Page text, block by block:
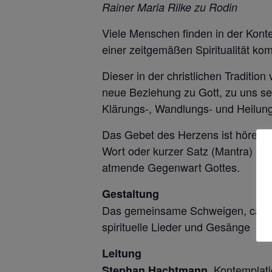
Rainer Maria Rilke zu Rodin
Viele Menschen finden in der
einer zeitgemäßen Spiritualität
Dieser in der christlichen
neue Beziehung zu Gott, zu uns
Klärungs-, Wandlungs- und
Das Gebet des Herzens ist
Wort oder kurzer Satz (Mantra)
atmende Gegenwart Gottes.
Gestaltung
Das gemeinsame Schweigen, ca.
spirituelle Lieder und Gesänge
Leitung